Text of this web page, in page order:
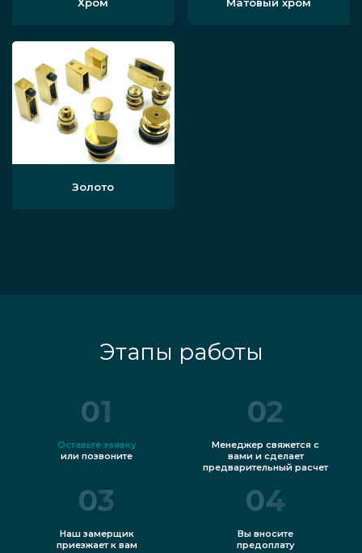
Золото
Этапы работы
01
Оставьте заявку
или позвоните
02
Менеджер свяжется с
вами и сделает
предварительный расчет
03
Наш замерщик
приезжает к вам
04
Вы вносите
предоплату